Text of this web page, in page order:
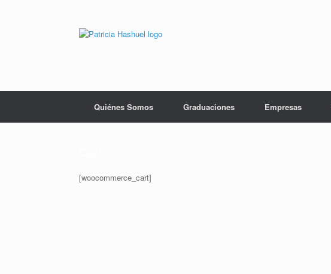
Quiénes Somos Graduaciones Empresas
[woocommerce_cart]